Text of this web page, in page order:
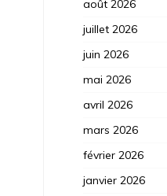
août 2026
juillet 2026
juin 2026
mai 2026
avril 2026
mars 2026
février 2026
janvier 2026